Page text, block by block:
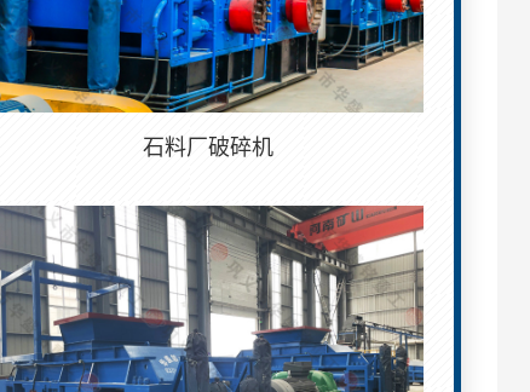
石料厂破碎机